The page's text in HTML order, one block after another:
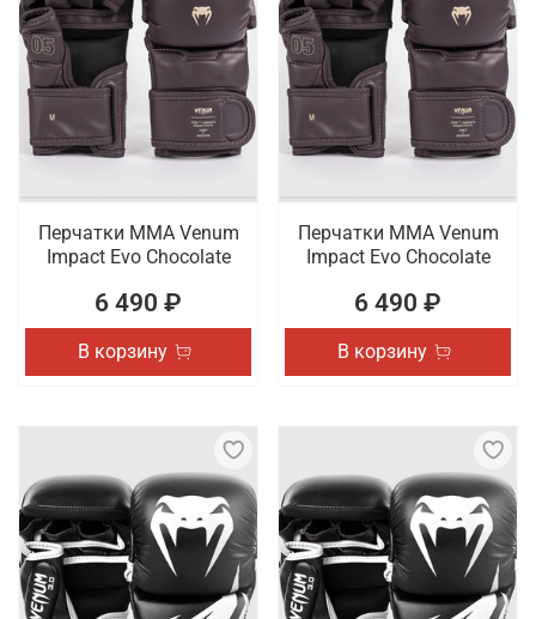
Перчатки ММА Venum
Impact Evo Chocolate
6 490 ₽
В корзину
Перчатки ММА Venum
Impact Evo Chocolate
6 490 ₽
В корзину